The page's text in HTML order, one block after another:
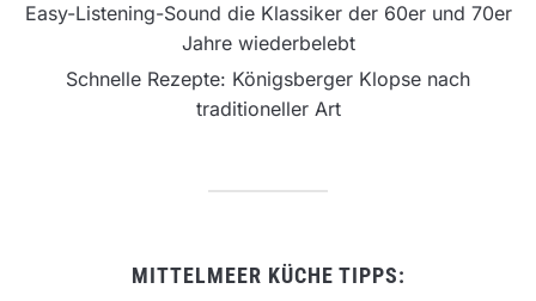
Easy-Listening-Sound die Klassiker der 60er und 70er
Jahre wiederbelebt
Schnelle Rezepte: Königsberger Klopse nach
traditioneller Art
MITTELMEER KÜCHE TIPPS: